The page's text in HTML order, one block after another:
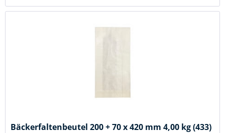
Bäckerfaltenbeutel 200 + 70 x 420 mm 4,00 kg (433)